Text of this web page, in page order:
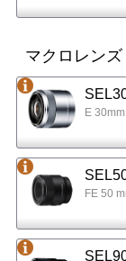
マクロレンズ
E
FE 50